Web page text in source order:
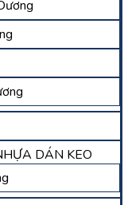
DÁN KEO